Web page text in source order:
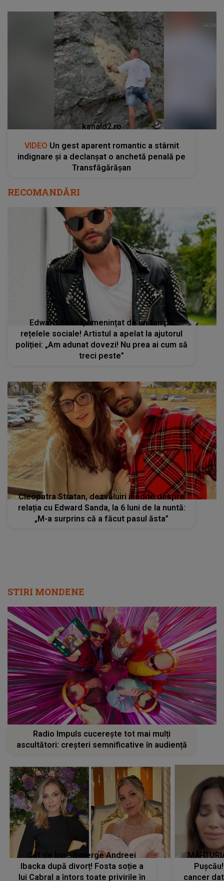
kanald2.ro
VIDEO Un gest aparent romantic a stârnit
indignare și a declanșat o anchetă penală pe
Transfăgărășan
RECOMANDĂRI
Edward Sanda, amenințat de un fan pe
rețelele sociale! Artistul a apelat la ajutorul
poliției: „Am adunat dovezi! Nu prea ai cum să
treci peste”
Cleopatra Stratan, dezvăluiri inedite despre
relația cu Edward Sanda, la 6 luni de la nuntă:
„M-a surprins că a făcut pasul ăsta”
STIRI MONDENE
Radio Impuls cucerește tot mai mulți
ascultători: creșteri semnificative în audiență
Cât de bine îi merge Andreei
Ibacka după divorț! Fosta soție a
lui Cabral a întors toate privirile în
cancer